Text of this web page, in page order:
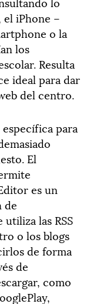
el iPhone –
o la
los
Resulta
ideal para dar
del centro.
para
El
es un
de
las RSS
o los blogs
de forma
de
como